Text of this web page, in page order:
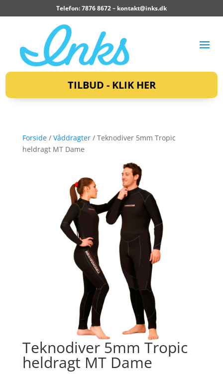
Telefon: 7876 8672 – kontakt@inks.dk
TILBUD - KLIK HER
Forside/ Våddragter/ Teknodiver 5mm Tropic
heldragt MT Dame
Teknodiver 5mm Tropic
heldragt MT Dame